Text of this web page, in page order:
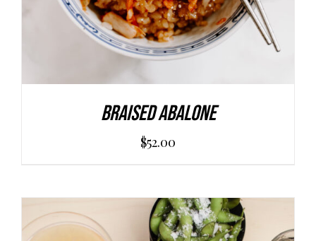
Braised Abalone
$52.00